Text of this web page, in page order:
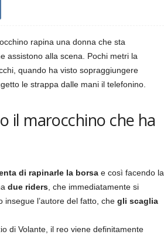
rapina una donna che sta
assistono alla scena. Pochi metri la
quando ha visto sopraggiungere
le strappa dalle mani il telefonino.
il marocchino che ha
di rapinarle la borsae così facendo la
due riders, che immediatamente si
insegue l’autore del fatto, che gli scaglia
di Volante, il reo viene definitamente